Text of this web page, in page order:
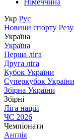
Німеччина
Укр Рус
Новини спорту
Україна
Україна
Перша ліга
Друга ліга
Кубок України
Суперкубок України
Збірна України
Збірні
Ліга націй
ЧС 2026
Чемпіонати
Англія